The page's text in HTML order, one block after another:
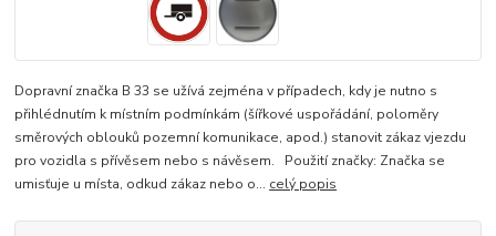
Dopravní značka B 33 se užívá zejména v případech, kdy je nutno s
přihlédnutím k místním podmínkám (šířkové uspořádání, poloměry
směrových oblouků pozemní komunikace, apod.) stanovit zákaz vjezdu
pro vozidla s přívěsem nebo s návěsem. Použití značky: Značka se
umisťuje u místa, odkud zákaz nebo o... celý popis